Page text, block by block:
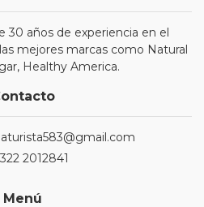
30 años de experiencia en el
mejores marcas como Natural
Healthy America.
2012841
Menú